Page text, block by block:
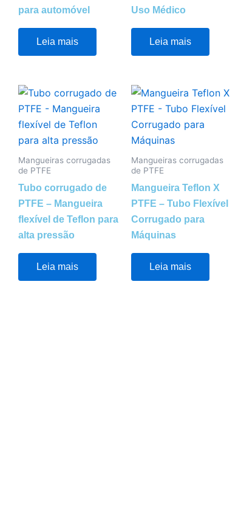
para automóvel
Leia mais
Uso Médico
Leia mais
Mangueiras corrugadas
de PTFE
Tubo corrugado de
PTFE – Mangueira
flexível de Teflon para
alta pressão
Leia mais
Mangueiras corrugadas
de PTFE
Mangueira Teflon X
PTFE – Tubo Flexível
Corrugado para
Máquinas
Leia mais